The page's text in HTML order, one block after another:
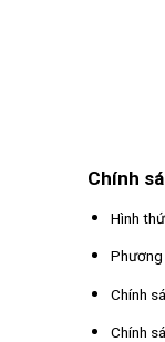
Chính
Hình
Phương
Chính
Chính